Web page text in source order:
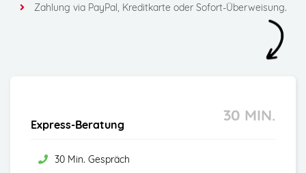
Zahlung via PayPal, Kreditkarte oder Sofort-Überweisung.
Express-Beratung 30 MIN.
30 Min. Gespräch